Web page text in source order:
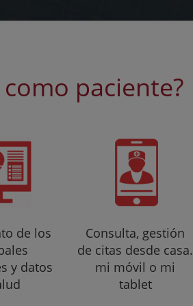
paciente?
de los
y datos
Consulta, gestión
de citas desde casa.
mi móvil o mi
tablet